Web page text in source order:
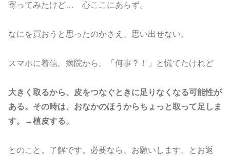
寄ってみたけど… 心ここにあらず。
なにを買おうと思ったのかさえ、思い出せない。
スマホに着信。病院から。「何事？！」と慌てたけれど
大きく取るから、皮をつなぐときに足りなくなる可能性が
ある。その時は、おなかのほうからちょっと取って足しま
す。→植皮する。
とのこと。了解です。必要なら、お願いします。とお返